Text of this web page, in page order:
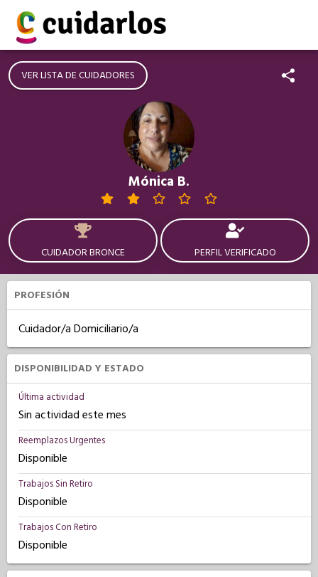
VER LISTA DE CUIDADORES
Mónica B.
CUIDADOR BRONCE PERFIL VERIFICADO
PROFESIÓN
Cuidador/a Domiciliario/a
DISPONIBILIDAD Y ESTADO
Última actividad
Sin actividad este mes
Reemplazos Urgentes
Disponible
Trabajos Sin Retiro
Disponible
Trabajos Con Retiro
Disponible